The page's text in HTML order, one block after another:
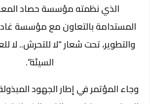
الذي نظمته مؤسسة حصاد
المستدامة بالتعاون مع مؤسسة
والتطوير، تحت شعار “لا للتحرش.. لا
السيئة”.
وجاء المؤتمر في إطار الجهود